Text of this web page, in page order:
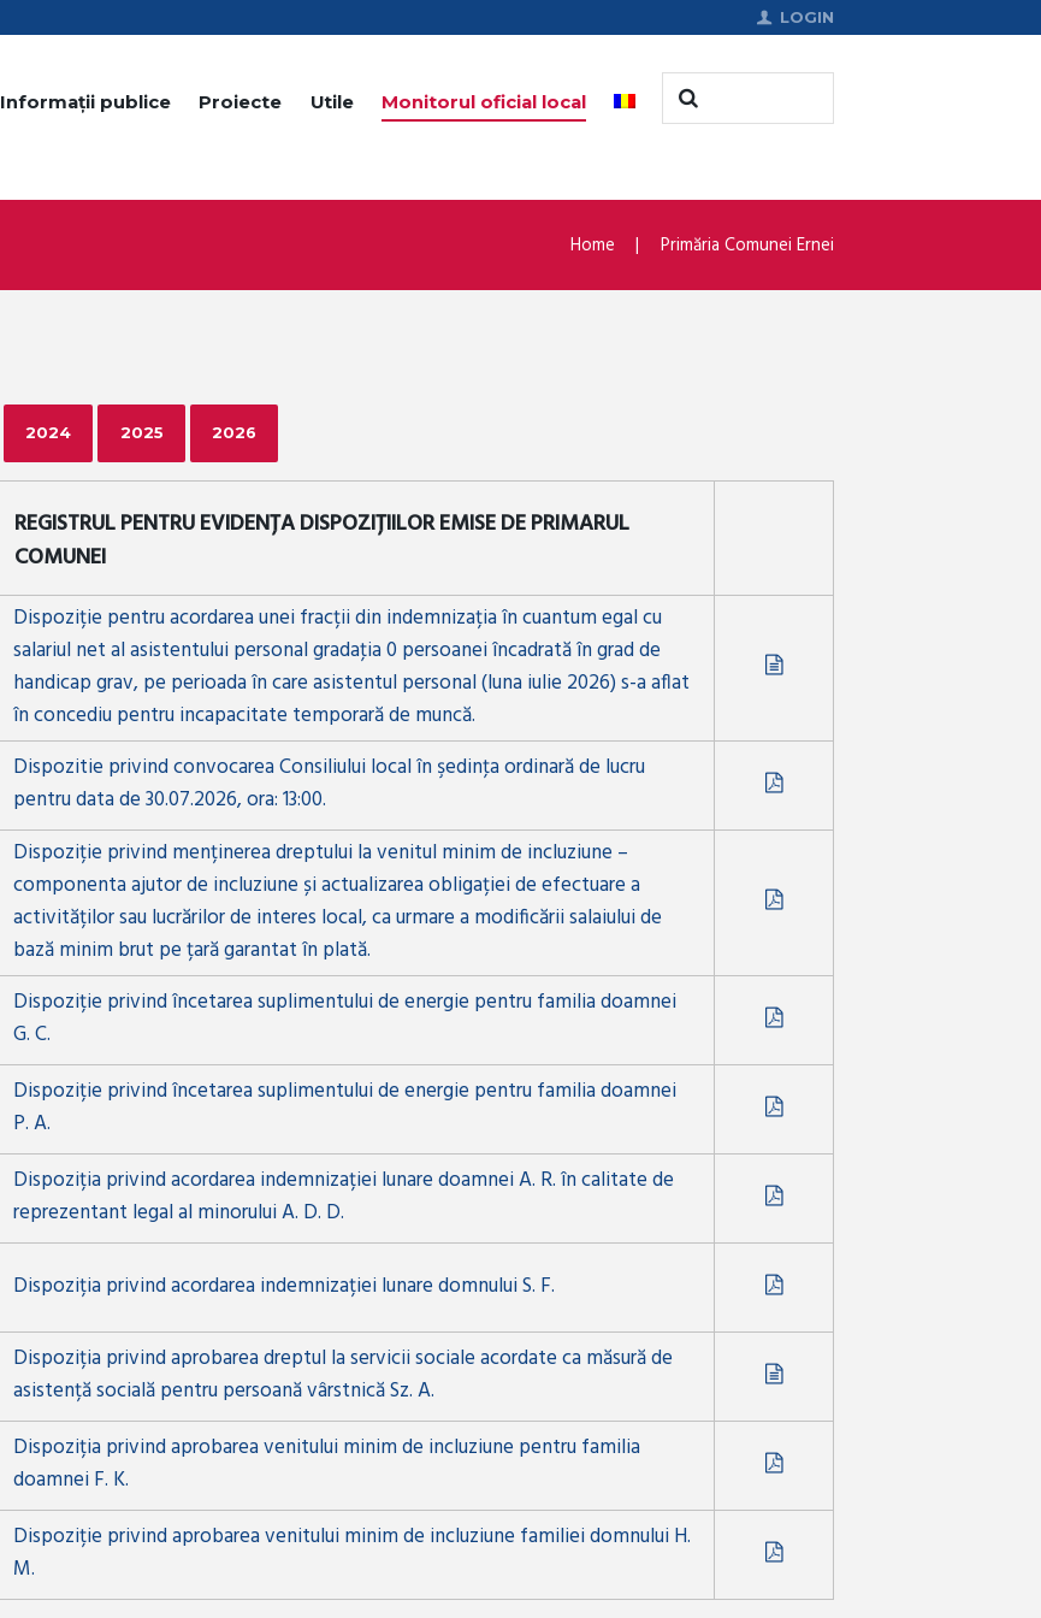
LOGIN
Informații publice Proiecte Utile Monitorul oficial local
Home Primăria Comunei Ernei
2024 2025 2026
REGISTRUL PENTRU EVIDENȚA DISPOZIȚIILOR EMISE DE PRIMARUL
COMUNEI
Dispoziție pentru acordarea unei fracții din indemnizația în cuantum egal cu
salariul net al asistentului personal gradaţia 0 persoanei încadrată în grad de
handicap grav, pe perioada în care asistentul personal (luna iulie 2026) s-a aflat
în concediu pentru incapacitate temporară de muncă.
Dispozitie privind convocarea Consiliului local în şedinţa ordinară de lucru
pentru data de 30.07.2026, ora: 13:00.
Dispoziție privind menținerea dreptului la venitul minim de incluziune –
componenta ajutor de incluziune și actualizarea obligației de efectuare a
activităților sau lucrărilor de interes local, ca urmare a modificării salaiului de
bază minim brut pe țară garantat în plată.
Dispoziție privind încetarea suplimentului de energie pentru familia doamnei
G. C.
Dispoziție privind încetarea suplimentului de energie pentru familia doamnei
P. A.
Dispoziția privind acordarea indemnizației lunare doamnei A. R. în calitate de
reprezentant legal al minorului A. D. D.
Dispoziția privind acordarea indemnizației lunare domnului S. F.
Dispoziția privind aprobarea dreptul la servicii sociale acordate ca măsură de
asistență socială pentru persoană vârstnică Sz. A.
Dispoziția privind aprobarea venitului minim de incluziune pentru familia
doamnei F. K.
Dispoziție privind aprobarea venitului minim de incluziune familiei domnului H.
M.